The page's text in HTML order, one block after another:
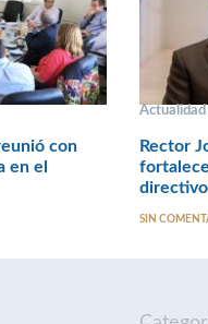
con
en el
Rector
SIN